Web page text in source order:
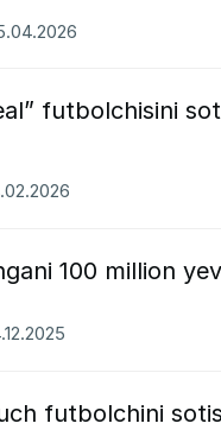
futbolchisini
100 million
futbolchini